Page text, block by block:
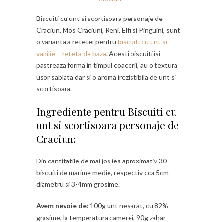
Biscuiti cu unt si scortisoara personaje de
Craciun, Mos Craciuni, Reni, Elfi si Pinguini, sunt
o varianta a retetei pentru biscuiti cu unt si
vanilie – reteta de baza. Acesti biscuiti isi
pastreaza forma in timpul coacerii, au o textura
usor sablata dar si o aroma irezistibila de unt si
scortisoara.
Ingrediente pentru Biscuiti cu
unt si scortisoara personaje de
Craciun:
Din cantitatile de mai jos ies aproximativ 30
biscuiti de marime medie, respectiv cca 5cm
diametru si 3-4mm grosime.
Avem nevoie de: 100g unt nesarat, cu 82%
grasime, la temperatura camerei, 90g zahar